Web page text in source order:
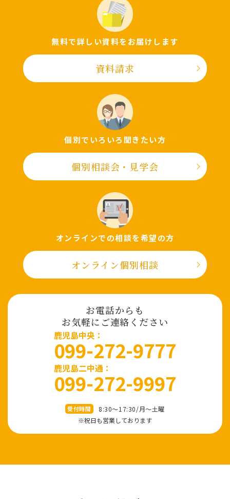
無料で詳しい資料をお届けします
資料請求
個別でいろいろ聞きたい⽅
個別相談会・⾒学会
オンラインでの相談を希望の⽅
オンライン個別相談
お電話からも
お気軽にご連絡ください
⿅児島中央：
099-272-9777
鹿児島二中通：
099-272-9997
受付時間
8:30～17:30/⽉〜⼟曜
※祝⽇も営業しております